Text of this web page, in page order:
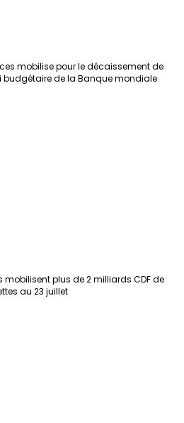
mobilise pour le décaissement de
budgétaire de la Banque mondiale
mobilisent plus de 2 milliards CDF de
au 23 juillet